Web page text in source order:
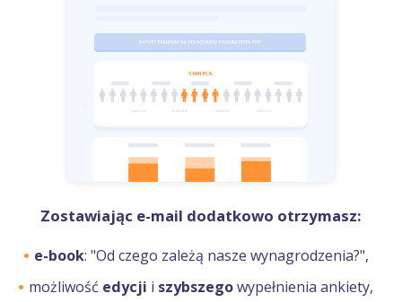
Zostawiając e-mail dodatkowo otrzymasz:
e-book: "Od czego zależą nasze wynagrodzenia?",
możliwość edycji i szybszegowypełnienia ankiety,